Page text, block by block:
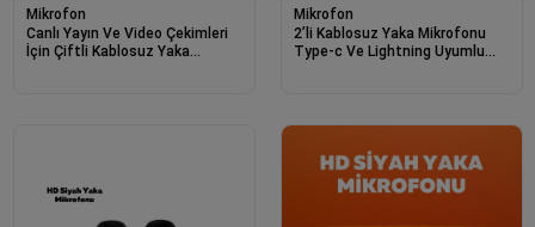
Mikrofon
Canlı Yayın Ve Video Çekimleri
İçin Çiftli Kablosuz Yaka
Mikrofon
2’li Kablosuz Yaka Mikrofonu
Type-c Ve Lightning Uyumlu